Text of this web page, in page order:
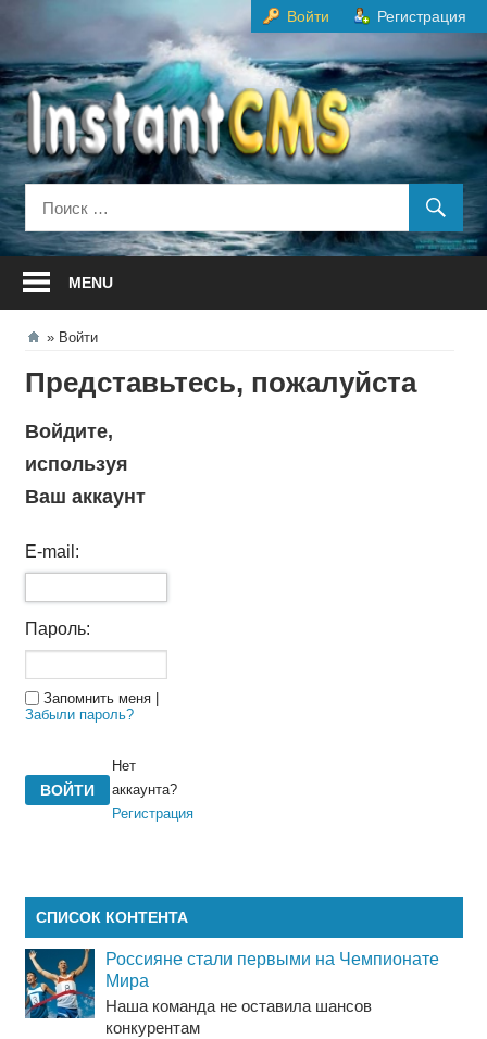
содержанию
Войти Регистрация
MENU
Войти
Представьтесь, пожалуйста
Войдите,
используя
Ваш аккаунт
E-mail:
Пароль:
Запомнить меня |
Забыли пароль?
Нет
аккаунта?
Регистрация
СПИСОК КОНТЕНТА
Россияне стали первыми на Чемпионате
Мира
Наша команда не оставила шансов
конкурентам